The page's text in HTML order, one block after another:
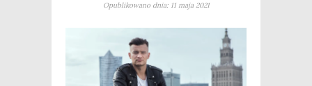
Opublikowano dnia: 11 maja 2021